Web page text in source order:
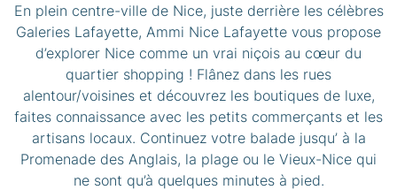
En plein centre-ville de Nice, juste derrière les célèbres
Galeries Lafayette, Ammi Nice Lafayette vous propose
d’explorer Nice comme un vrai niçois au cœur du
quartier shopping ! Flânez dans les rues
alentour/voisines et découvrez les boutiques de luxe,
faites connaissance avec les petits commerçants et les
artisans locaux. Continuez votre balade jusqu’ à la
Promenade des Anglais, la plage ou le Vieux-Nice qui
ne sont qu’à quelques minutes à pied.